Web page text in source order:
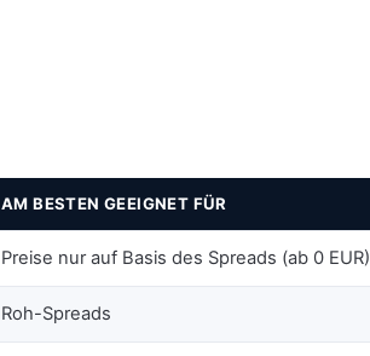
AM BESTEN GEEIGNET FÜR
Preise nur auf Basis des Spreads (ab 0 EUR)
Roh-Spreads